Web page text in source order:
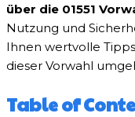
über die 01551
Nutzung und
Ihnen wertvolle
dieser Vorwahl
Table of